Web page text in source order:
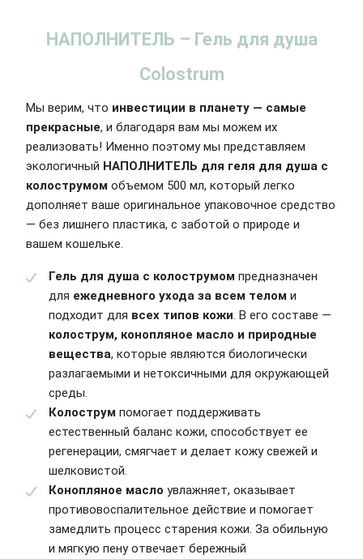
НАПОЛНИТЕЛЬ – Гель для душа
Colostrum
Мы верим, что инвестиции в планету — самые
прекрасные, и благодаря вам мы можем их
реализовать! Именно поэтому мы представляем
экологичный НАПОЛНИТЕЛЬ для геля для душа с
колострумом объемом 500 мл, который легко
дополняет ваше оригинальное упаковочное средство
— без лишнего пластика, с заботой о природе и
вашем кошельке.
Гель для душа с колострумом предназначен
для ежедневного ухода за всем телом и
подходит для всех типов кожи. В его составе —
колострум, конопляное масло и природные
вещества, которые являются биологически
разлагаемыми и нетоксичными для окружающей
среды.
Колострум помогает поддерживать
естественный баланс кожи, способствует ее
регенерации, смягчает и делает кожу свежей и
шелковистой.
Конопляное масло увлажняет, оказывает
противовоспалительное действие и помогает
замедлить процесс старения кожи. За обильную
и мягкую пену отвечает бережный